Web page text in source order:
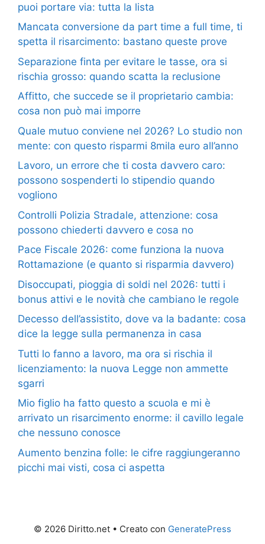
puoi portare via: tutta la lista
Mancata conversione da part time a full time, ti
spetta il risarcimento: bastano queste prove
Separazione finta per evitare le tasse, ora si
rischia grosso: quando scatta la reclusione
Affitto, che succede se il proprietario cambia:
cosa non può mai imporre
Quale mutuo conviene nel 2026? Lo studio non
mente: con questo risparmi 8mila euro all’anno
Lavoro, un errore che ti costa davvero caro:
possono sospenderti lo stipendio quando
vogliono
Controlli Polizia Stradale, attenzione: cosa
possono chiederti davvero e cosa no
Pace Fiscale 2026: come funziona la nuova
Rottamazione (e quanto si risparmia davvero)
Disoccupati, pioggia di soldi nel 2026: tutti i
bonus attivi e le novità che cambiano le regole
Decesso dell’assistito, dove va la badante: cosa
dice la legge sulla permanenza in casa
Tutti lo fanno a lavoro, ma ora si rischia il
licenziamento: la nuova Legge non ammette
sgarri
Mio figlio ha fatto questo a scuola e mi è
arrivato un risarcimento enorme: il cavillo legale
che nessuno conosce
Aumento benzina folle: le cifre raggiungeranno
picchi mai visti, cosa ci aspetta
© 2026 Diritto.net • Creato con GeneratePress